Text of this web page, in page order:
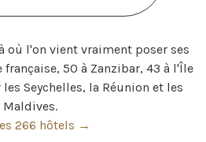
où l'on vient vraiment poser ses
française, 50 à Zanzibar, 43 à l'Île
Seychelles, la Réunion et les
Maldives.
266 hôtels →